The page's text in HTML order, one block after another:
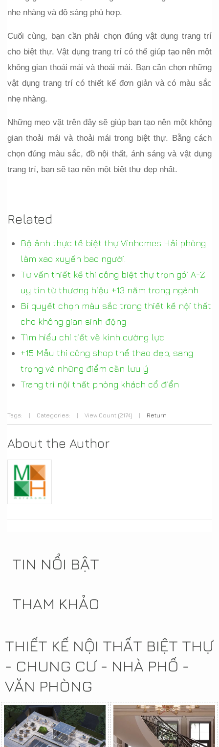
nhẹ nhàng và độ sáng phù hợp.
Cuối cùng, bạn cần phải chọn đúng vật dụng trang trí
cho biệt thự. Vật dụng trang trí có thể giúp tạo nên một
không gian thoải mái và thoải mái. Bạn cần chọn những
vật dụng trang trí có thiết kế đơn giản và có màu sắc
nhẹ nhàng.
Những mẹo vặt trên đây sẽ giúp bạn tạo nên một không
gian thoải mái và thoải mái trong biệt thự. Bằng cách
chọn đúng màu sắc, đồ nội thất, ánh sáng và vật dụng
trang trí, bạn sẽ tạo nên một biệt thự đẹp nhất.
Related
Bộ ảnh thực tế biệt thự Vinhomes Hải phòng
làm xao xuyến bao người.
Tư vấn thiết kế thi công biệt thự trọn gói A-Z
uy tín từ thương hiệu +13 năm trong ngành
Bí quyết chọn màu sắc trong thiết kế nội thất
cho không gian sinh động
Tìm hiểu chi tiết về kính cường lực
+15 Mẫu thi công shop thể thao đẹp, sang
trọng và những điểm cần lưu ý
Trang trí nội thất phòng khách cổ điển
Tags: | Categories: | View Count (2174) | Return
About the Author
TIN NỔI BẬT
THAM KHẢO
THIẾT KẾ NỘI THẤT BIỆT THỰ
- CHUNG CƯ - NHÀ PHỐ -
VĂN PHÒNG